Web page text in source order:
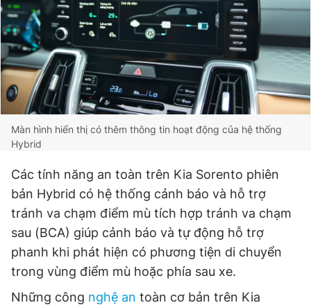
Màn hình hiển thị có thêm thông tin hoạt động của hệ thống
Hybrid
Các tính năng an toàn trên Kia Sorento phiên
bản Hybrid có hệ thống cảnh báo và hỗ trợ
tránh va chạm điểm mù tích hợp tránh va chạm
sau (BCA) giúp cảnh báo và tự động hỗ trợ
phanh khi phát hiện có phương tiện di chuyển
trong vùng điểm mù hoặc phía sau xe.
Những công nghệ an toàn cơ bản trên Kia